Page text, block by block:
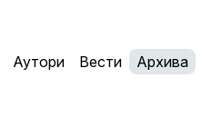
Аутори Вести Архива